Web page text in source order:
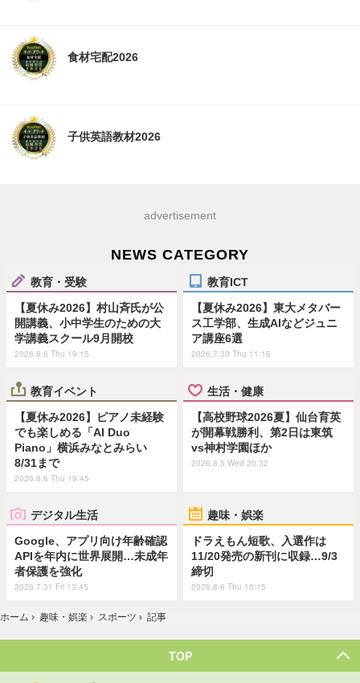
食材宅配2026
子供英語教材2026
advertisement
NEWS CATEGORY
教育・受験
【夏休み2026】村山斉氏が公
開講義、小中学生のための大
学講義スクール9月開校
2026.8.6 Thu 19:15
教育ICT
【夏休み2026】東大メタバー
ス工学部、生成AIなどジュニ
ア講座6選
2026.7.30 Thu 11:15
教育イベント
【夏休み2026】ピアノ未経験
でも楽しめる「AI Duo
Piano」横浜みなとみらい
8/31まで
2026.8.6 Thu 19:45
生活・健康
【高校野球2026夏】仙台育英
が開幕戦勝利、第2日は東筑
vs神村学園ほか
2026.8.5 Wed 20:32
デジタル生活
Google、アプリ向け年齢確認
APIを年内に世界展開…未成年
者保護を強化
2026.7.31 Fri 13:45
趣味・娯楽
ドラえもん短歌、入選作は
11/20発売の新刊に収録…9/3
締切
2026.8.6 Thu 15:15
ホーム › 趣味・娯楽 › スポーツ › 記事
TOP